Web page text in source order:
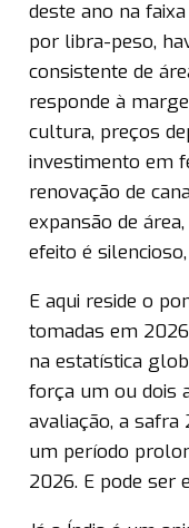
deste ano na
por libra-peso,
consistente de
responde à
cultura, preços
investimento em
renovação de
expansão de
efeito é
E aqui reside o
tomadas em
na estatística
força um ou dois
avaliação, a
um período
2026. E pode ser